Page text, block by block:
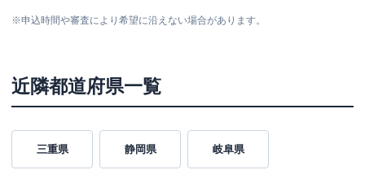
※申込時間や審査により希望に沿えない場合があります。
近隣都道府県一覧
三重県 静岡県 岐阜県